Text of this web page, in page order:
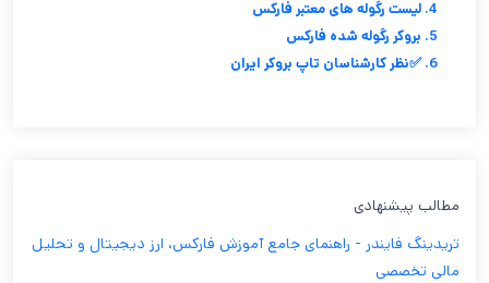
4. لیست رگوله های معتبر فارکس
5. بروکر رگوله شده فارکس
6. ✅نظر کارشناسان تاپ بروکر ایران
مطالب پیشنهادی
تریدینگ فایندر - راهنمای جامع آموزش فارکس، ارز دیجیتال و تحلیل
مالی تخصصی